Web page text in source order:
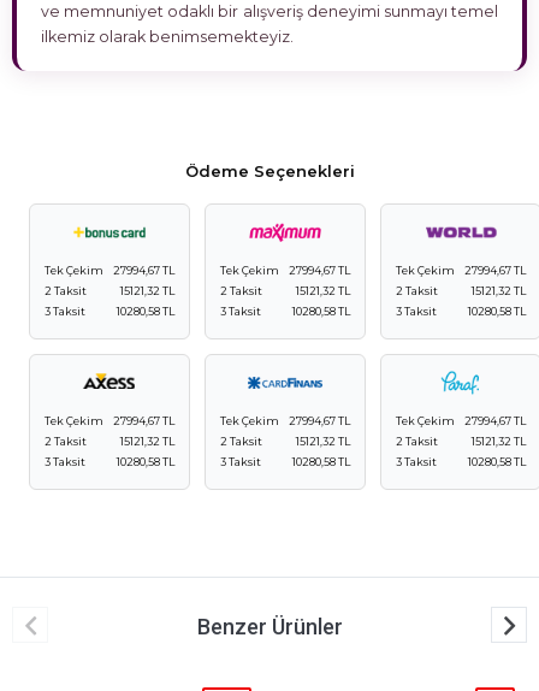
ve memnuniyet odaklı bir alışveriş deneyimi sunmayı temel
ilkemiz olarak benimsemekteyiz.
Ödeme Seçenekleri
Tek Çekim
27994,67 TL
2 Taksit
15121,32 TL
3 Taksit
10280,58 TL
Tek Çekim
27994,67 TL
2 Taksit
15121,32 TL
3 Taksit
10280,58 TL
Tek Çekim
27994,67 TL
2 Taksit
15121,32 TL
3 Taksit
10280,58 TL
Tek Çekim
27994,67 TL
2 Taksit
15121,32 TL
3 Taksit
10280,58 TL
Tek Çekim
27994,67 TL
2 Taksit
15121,32 TL
3 Taksit
10280,58 TL
Tek Çekim
27994,67 TL
2 Taksit
15121,32 TL
3 Taksit
10280,58 TL
Benzer Ürünler